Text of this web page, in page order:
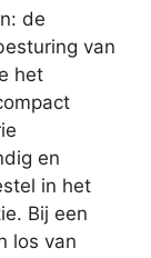
de
van
het
en
in het
Bij een
los van